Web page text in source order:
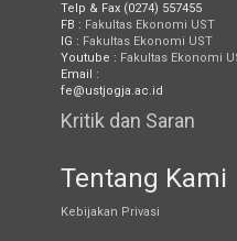
Telp & Fax (0274) 557455
FB : Fakultas Ekonomi UST
IG : Fakultas Ekonomi UST
Youtube : Fakultas Ekonomi
Email :
fe@ustjogja.ac.id
Kritik dan Saran
Tentang Kami
Kebijakan Privasi